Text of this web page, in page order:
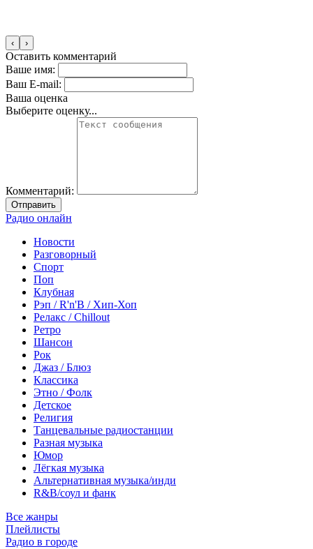
‹ ›
Оставить комментарий
Ваше имя:
Ваш E-mail:
Ваша оценка
Выберите оценку...
Комментарий:
Отправить
Радио онлайн
Новости
Разговорный
Спорт
Поп
Клубная
Рэп / R'n'B / Хип-Хоп
Релакс / Chillout
Ретро
Шансон
Рок
Джаз / Блюз
Классика
Этно / Фолк
Детское
Религия
Танцевальные радиостанции
Разная музыка
Юмор
Лёгкая музыка
Альтернативная музыка/инди
R&B/cоул и фанк
Все жанры
Плейлисты
Радио в городе